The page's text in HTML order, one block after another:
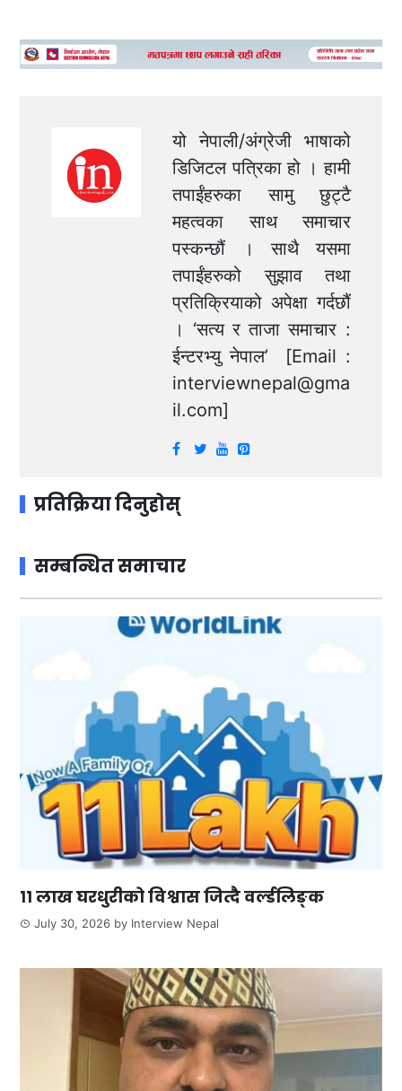
यो नेपाली/अंग्रेजी भाषाको
डिजिटल पत्रिका हो । हामी
तपाईंहरुका सामु छुट्टै
महत्वका साथ समाचार
पस्कन्छौं । साथै यसमा
तपाईंहरुको सुझाव तथा
प्रतिक्रियाको अपेक्षा गर्दछौं
। ‘सत्य र ताजा समाचार :
ईन्टरभ्यु नेपाल’ [Email :
interviewnepal@gma
il.com]
प्रतिक्रिया दिनुहोस्
सम्बन्धित समाचार
११ लाख घरधुरीको विश्वास जित्दै वर्ल्डलिङ्क
July 30, 2026 by Interview Nepal